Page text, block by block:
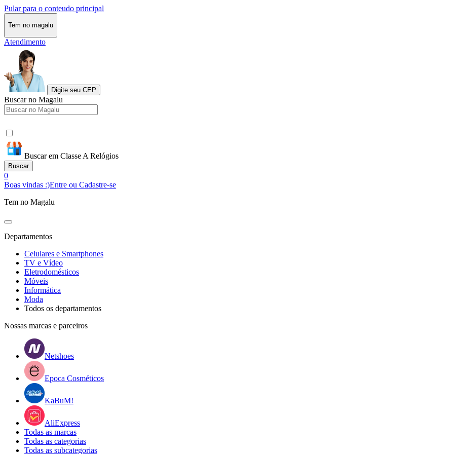
Pular para o conteudo principal
Tem no magalu
Atendimento
Digite seu CEP
Buscar no Magalu
Buscar em Classe A Relógios
Buscar
0
Boas vindas :)Entre ou Cadastre-se
Tem no Magalu
Departamentos
Celulares e Smartphones
TV e Vídeo
Eletrodomésticos
Móveis
Informática
Moda
Todos os departamentos
Nossas marcas e parceiros
Netshoes
Epoca Cosméticos
KaBuM!
AliExpress
Todas as marcas
Todas as categorias
Todas as subcategorias